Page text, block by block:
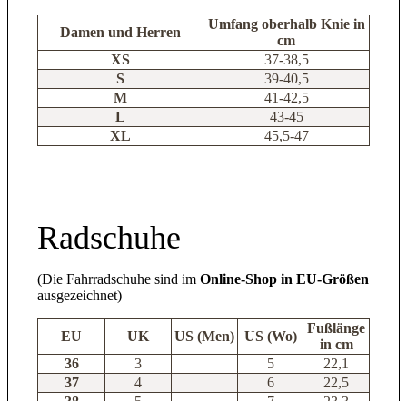
Damen und Herren
Umfang oberhalb Knie in
cm
XS
37-38,5
S
39-40,5
M
41-42,5
L
43-45
XL
45,5-47
Radschuhe
(Die Fahrradschuhe sind im Online-Shop in EU-Größen
ausgezeichnet)
EU UK US (Men) US (Wo)
Fußlänge
in cm
36
3 5
22,1
37
4 6
22,5